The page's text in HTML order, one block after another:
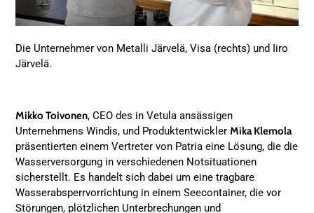
Die Unternehmer von Metalli Järvelä, Visa (rechts) und Iiro
Järvelä.
Mikko Toivonen, CEO des in Vetula ansässigen
Unternehmens Windis, und ProduktentwicklerMika Klemola
präsentierten einem Vertreter von Patria eine Lösung, die die
Wasserversorgung in verschiedenen Notsituationen
sicherstellt. Es handelt sich dabei um eine tragbare
Wasserabsperrvorrichtung in einem Seecontainer, die vor
Störungen, plötzlichen Unterbrechungen und